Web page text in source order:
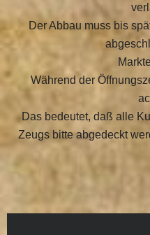
Der Abbau muss bis
Während der
Das bedeutet, daß alle
Zeugs bitte abgedeckt